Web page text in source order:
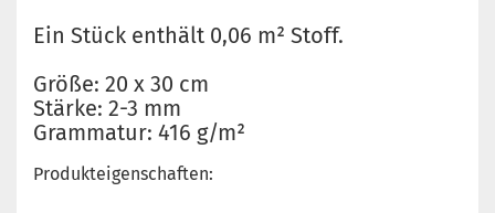
Ein Stück enthält 0,06 m² Stoff.
Größe: 20 x 30 cm
Stärke: 2-3 mm
Grammatur: 416 g/m²
Produkteigenschaften: